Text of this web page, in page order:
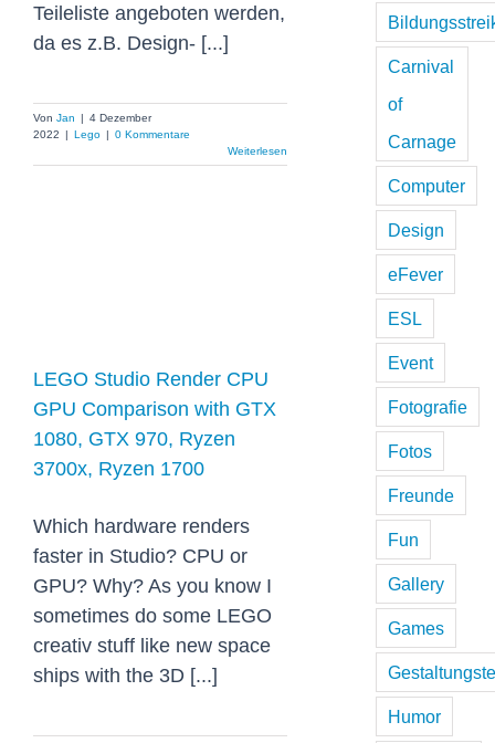
Teileliste angeboten werden,
da es z.B. Design- [...]
Von Jan | 4 Dezember
2022
| Lego | 0 Kommentare
Weiterlesen
970, Ryzen
3700x, Ryzen
1700
LEGO Studio Render CPU
GPU Comparison with GTX
1080, GTX 970, Ryzen
3700x, Ryzen 1700
Which hardware renders
faster in Studio? CPU or
GPU? Why? As you know I
sometimes do some LEGO
creativ stuff like new space
ships with the 3D [...]
Carnival
of
Carnage
Computer
Design
eFever
ESL
Event
Fotografie
Fotos
Freunde
Fun
Gallery
Games
Humor